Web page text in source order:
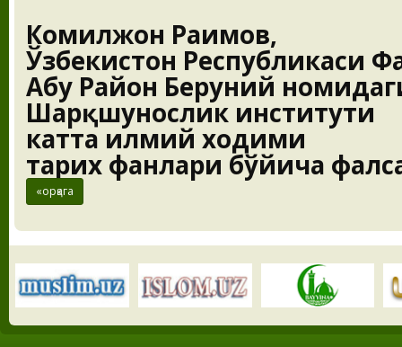
Комилжон Раҳимов,
Ўзбекистон Республикаси
Абу Райҳон Беруний
Шарқшунослик институти
катта илмий ходими
тарих фанлари бўйича
«орқага